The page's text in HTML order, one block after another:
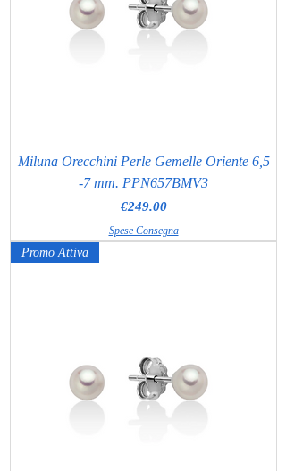
Miluna Orecchini Perle Gemelle Oriente 6,5
-7 mm. PPN657BMV3
Price
€249.00
Spese Consegna
Promo Attiva